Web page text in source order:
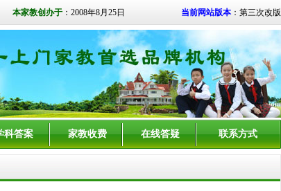
本家教创办于 ：2008年8月25日 当前网站版本：第三次改版
科答案 家教收费 在线答疑 联系方式